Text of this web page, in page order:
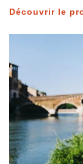
Découvrir le